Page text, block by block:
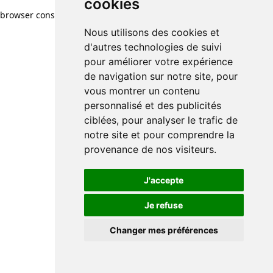
cookies
Nous utilisons des cookies et
d'autres technologies de suivi
pour améliorer votre expérience
de navigation sur notre site, pour
vous montrer un contenu
personnalisé et des publicités
ciblées, pour analyser le trafic de
notre site et pour comprendre la
provenance de nos visiteurs.
J'accepte
Je refuse
Changer mes préférences
browser console for more information)